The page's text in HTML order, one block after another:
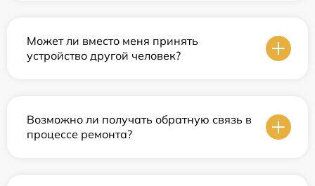
Может ли вместо меня принять
устройство другой человек?
Возможно ли получать обратную связь в
процессе ремонта?